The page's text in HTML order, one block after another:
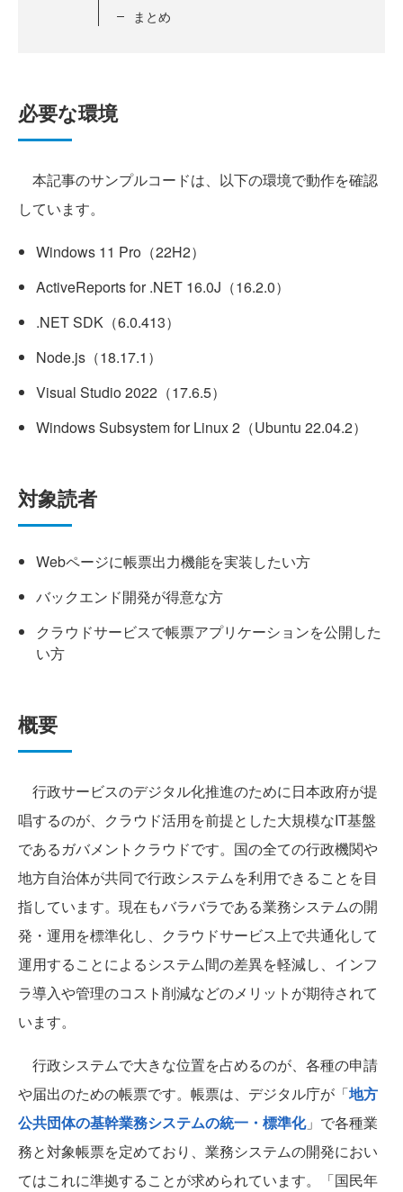
まとめ
必要な環境
本記事のサンプルコードは、以下の環境で動作を確認
しています。
Windows 11 Pro（22H2）
ActiveReports for .NET 16.0J（16.2.0）
.NET SDK（6.0.413）
Node.js（18.17.1）
Visual Studio 2022（17.6.5）
Windows Subsystem for Linux 2（Ubuntu 22.04.2）
対象読者
Webページに帳票出力機能を実装したい方
バックエンド開発が得意な方
クラウドサービスで帳票アプリケーションを公開した
い方
概要
行政サービスのデジタル化推進のために日本政府が提
唱するのが、クラウド活用を前提とした大規模なIT基盤
であるガバメントクラウドです。国の全ての行政機関や
地方自治体が共同で行政システムを利用できることを目
指しています。現在もバラバラである業務システムの開
発・運用を標準化し、クラウドサービス上で共通化して
運用することによるシステム間の差異を軽減し、インフ
ラ導入や管理のコスト削減などのメリットが期待されて
います。
行政システムで大きな位置を占めるのが、各種の申請
や届出のための帳票です。帳票は、デジタル庁が「地方
公共団体の基幹業務システムの統一・標準化」で各種業
務と対象帳票を定めており、業務システムの開発におい
てはこれに準拠することが求められています。「国民年